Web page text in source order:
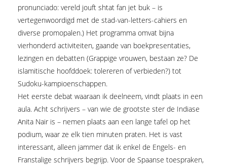
pronunciado: vereld jouft shtat fan jet buk – is
vertegenwoordigd met de stad-van-letters-cahiers en
diverse promopalen.) Het programma omvat bijna
vierhonderd activiteiten, gaande van boekpresentaties,
lezingen en debatten (Grappige vrouwen, bestaan ze? De
islamitische hoofddoek: tolereren of verbieden?) tot
Sudoku-kampioenschappen.
Het eerste debat waaraan ik deelneem, vindt plaats in een
aula. Acht schrijvers – van wie de grootste ster de Indiase
Anita Nair is – nemen plaats aan een lange tafel op het
podium, waar ze elk tien minuten praten. Het is vast
interessant, alleen jammer dat ik enkel de Engels- en
Franstalige schrijvers begrijp. Voor de Spaanse toespraken,